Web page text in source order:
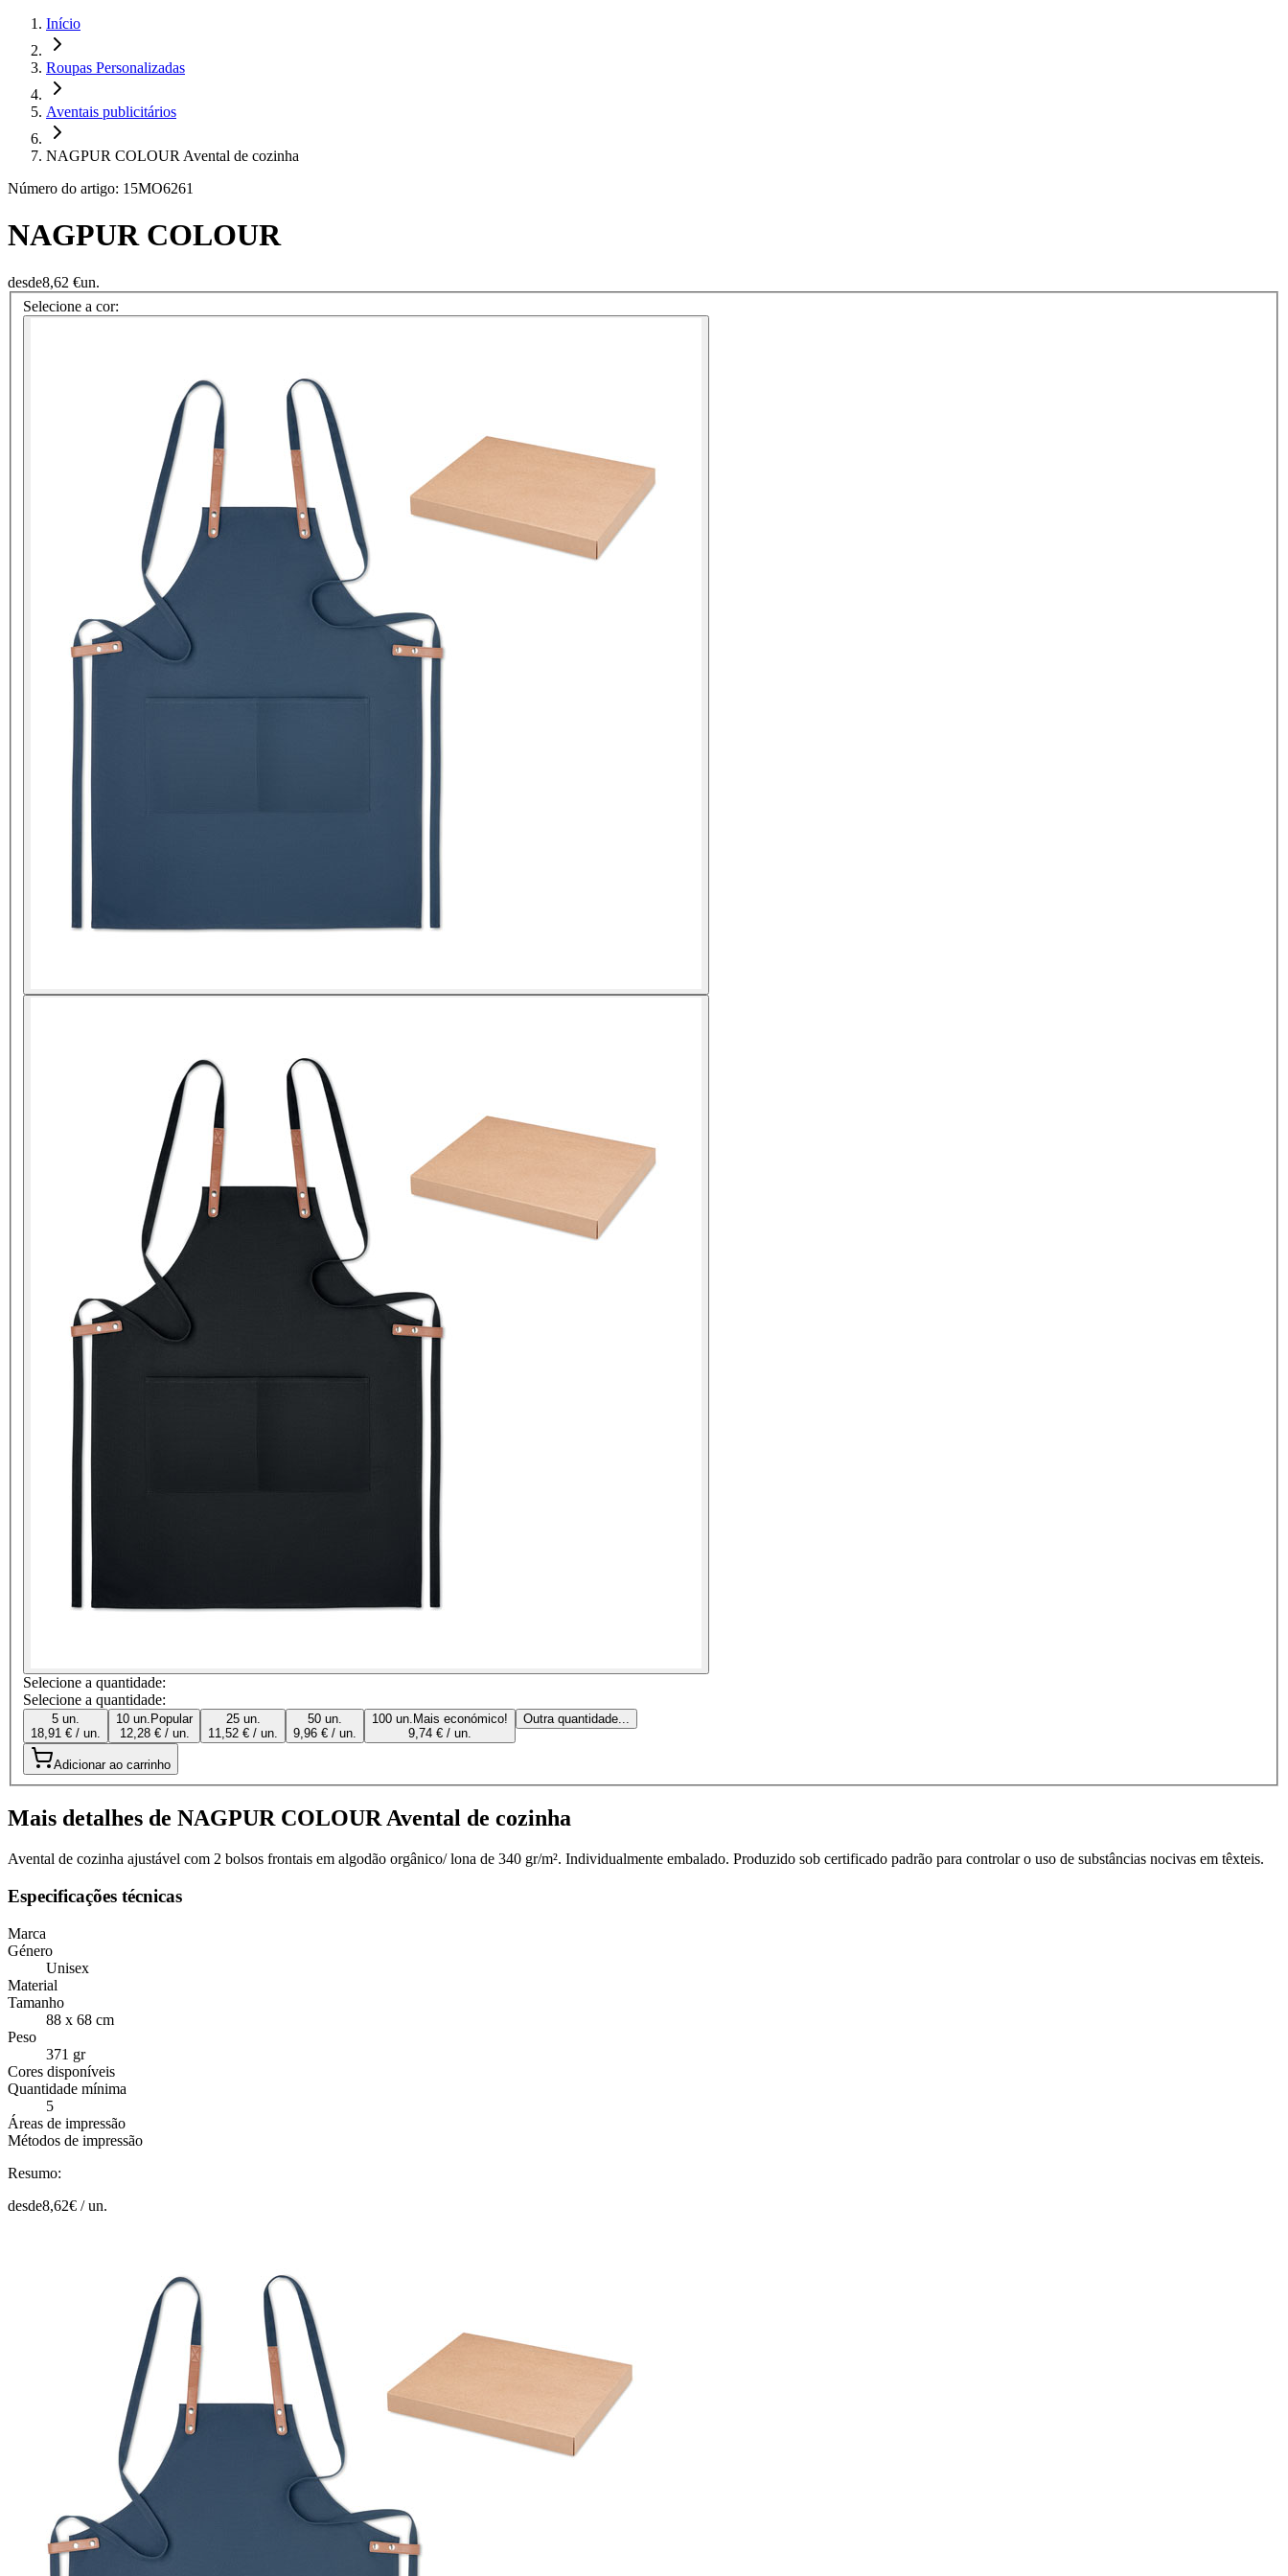
Início
Roupas Personalizadas
Aventais publicitários
NAGPUR COLOUR Avental de cozinha
Número do artigo: 15MO6261
NAGPUR COLOUR
desde8,62 €un.
Selecione a cor:
Selecione a quantidade:
Selecione a quantidade:
5 un.
18,91 € / un.
10 un. Popular
12,28 € / un.
25 un.
11,52 € / un.
50 un.
9,96 € / un.
100 un. Mais económico!
9,74 € / un.
Outra quantidade...
Adicionar ao carrinho
Mais detalhes de NAGPUR COLOUR Avental de cozinha
Avental de cozinha ajustável com 2 bolsos frontais em algodão orgânico/ lona de 340 gr/m². Individualmente embalado. Produzido sob certificado padrão para controlar o uso de substâncias nocivas em têxteis.
Especificações técnicas
Marca
Género
Unisex
Material
Tamanho
88 x 68 cm
Peso
371 gr
Cores disponíveis
Quantidade mínima
5
Áreas de impressão
Métodos de impressão
Resumo:
desde8,62€ /un.